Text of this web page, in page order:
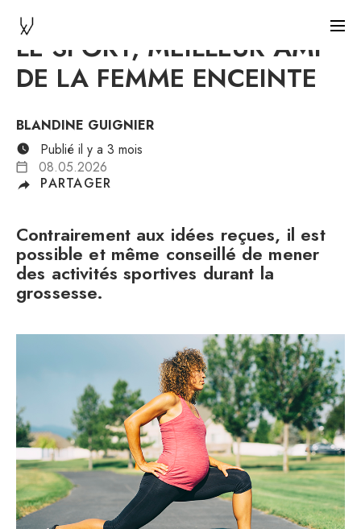
LE SPORT, MEILLEUR AMI
DE LA FEMME ENCEINTE
BLANDINE GUIGNIER
Publié il y a 3 mois
08.05.2026
PARTAGER
Contrairement aux idées reçues, il est
possible et même conseillé de mener
des activités sportives durant la
grossesse.